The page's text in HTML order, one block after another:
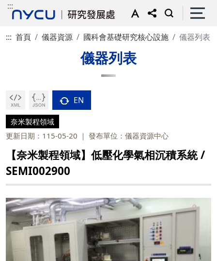
:::
::: 首頁 儀器資源 國科會基礎研究核心設施 儀器列表
儀器列表
EN
奈米製程領域
更新日期：115-05-20
發布單位：儀器資源中心
【奈米製程領域】低壓化學氣相沉積系統 /
SEMI002900